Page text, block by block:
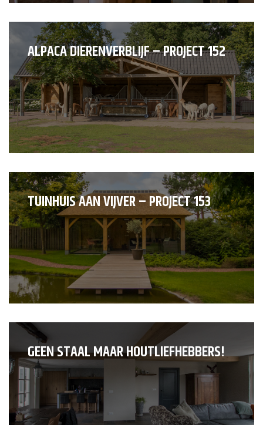
ALPACA DIERENVERBLIJF – PROJECT 152
TUINHUIS AAN VIJVER – PROJECT 153
GEEN STAAL MAAR HOUTLIEFHEBBERS!